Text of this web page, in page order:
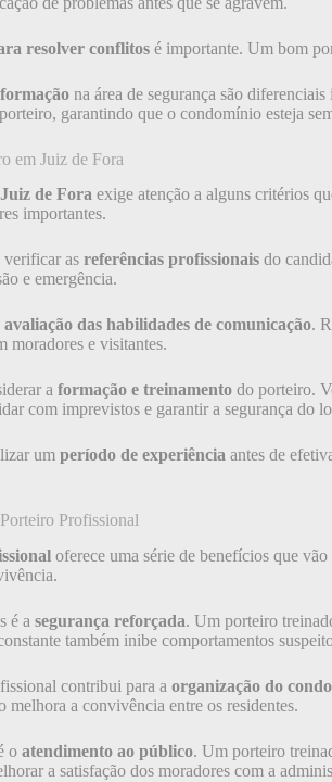
resolver conflitos é importante. Um bom
na área de segurança são
garantindo que o condomínio esteja
em Juiz de Fora
de Fora exige atenção a alguns critérios
importantes.
verificar as referências profissionais do
e emergência.
avaliação das habilidades de comunicação.
moradores e visitantes.
a formação e treinamento do porteiro.
com imprevistos e garantir a segurança do
um período de experiência antes de
Profissional
oferece uma série de benefícios que
é a segurança reforçada. Um porteiro
também inibe comportamentos
contribui para a organização do
melhora a convivência entre os residentes.
o atendimento ao público. Um porteiro
a satisfação dos moradores com a